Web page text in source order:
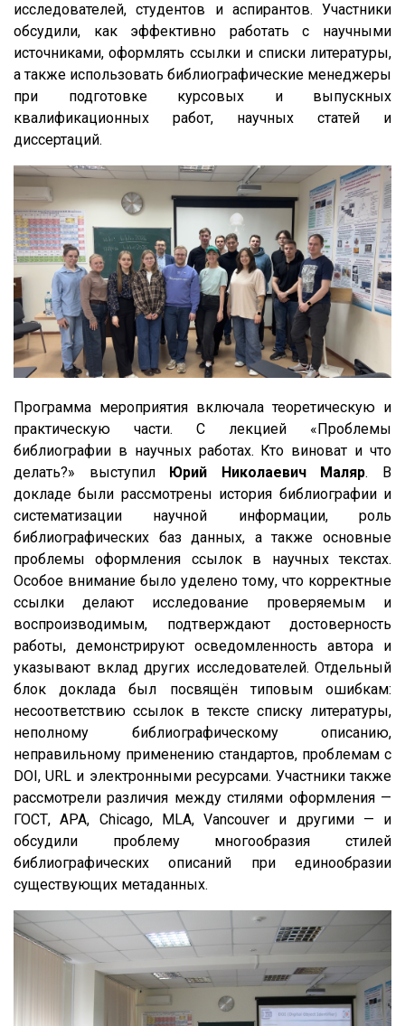
исследователей, студентов и аспирантов. Участники
обсудили, как эффективно работать с научными
источниками, оформлять ссылки и списки литературы,
а также использовать библиографические менеджеры
при подготовке курсовых и выпускных
квалификационных работ, научных статей и
диссертаций.
Программа мероприятия включала теоретическую и
практическую части. С лекцией «Проблемы
библиографии в научных работах. Кто виноват и что
делать?» выступил
Юрий Николаевич Маляр. В
докладе были рассмотрены история библиографии и
систематизации научной информации, роль
библиографических баз данных, а также основные
проблемы оформления ссылок в научных текстах.
Особое внимание было уделено тому, что корректные
ссылки делают исследование проверяемым и
воспроизводимым, подтверждают достоверность
работы, демонстрируют осведомленность автора и
указывают вклад других исследователей. Отдельный
блок доклада был посвящён типовым ошибкам:
несоответствию ссылок в тексте списку литературы,
неполному библиографическому описанию,
неправильному применению стандартов, проблемам с
DOI, URL и электронными ресурсами. Участники также
рассмотрели различия между стилями оформления —
ГОСТ, APA, Chicago, MLA, Vancouver и другими — и
обсудили проблему многообразия стилей
библиографических описаний при единообразии
существующих метаданных.